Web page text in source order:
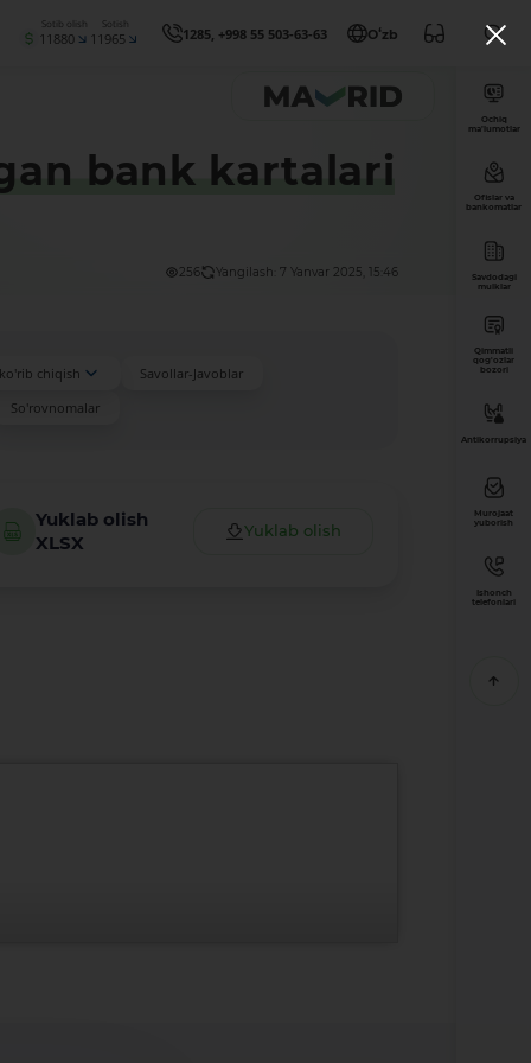
Sotib olish
11880
Sotish
11965 1285, +998 55 503-63-63 Oʻzb
bank kartalari
256 Yangilash: 7 Yanvar 2025, 15:46
chiqish
Savollar-Javoblar
So'rovnomalar
Yuklab olish
XLSX
Yuklab olish
Ochiq
ma’lumotlar
Ofislar va
bankomatlar
Savdodagi
mulklar
Qimmatli
qog'ozlar
bozori
Antikorrupsiya
Murojaat
yuborish
Ishonch
telefonlari